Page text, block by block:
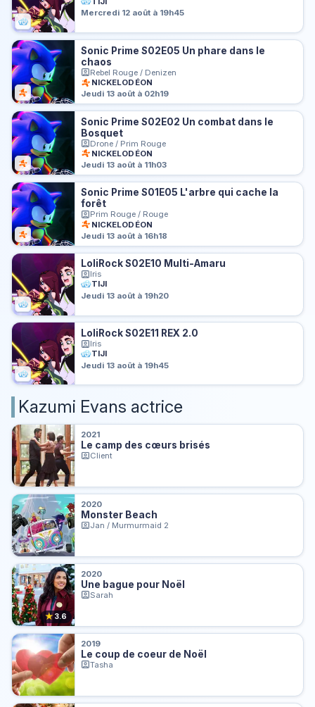
Mercredi 12 août à 19h45
Sonic Prime S02E05 Un phare dans le
chaos
Rebel Rouge / Denizen
NICKELODÉON
Jeudi 13 août à 02h19
Sonic Prime S02E02 Un combat dans le
Bosquet
Drone / Prim Rouge
NICKELODÉON
Jeudi 13 août à 11h03
Sonic Prime S01E05 L'arbre qui cache la
forêt
Prim Rouge / Rouge
NICKELODÉON
Jeudi 13 août à 16h18
LoliRock S02E10 Multi-Amaru
Iris
TIJI
Jeudi 13 août à 19h20
LoliRock S02E11 REX 2.0
Iris
TIJI
Jeudi 13 août à 19h45
Kazumi Evans actrice
2021
Le camp des cœurs brisés
Client
2020
Monster Beach
Jan / Murmurmaid 2
★3.6
2020
Une bague pour Noël
Sarah
2019
Le coup de coeur de Noël
Tasha